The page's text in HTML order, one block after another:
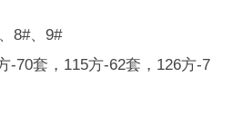
8#、9#
-70套，115方-62套，126方-7